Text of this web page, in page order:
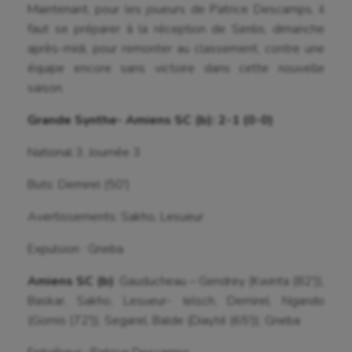
Fitness
Flag football
Hippisme
Jeux Olympiques et Paralympiques
Maintenant, pour les joueurs de Patrice Descamps, il
faut se préparer à la réception de Senlis, dimanche
après-midi, pour remonter au classement, contre une
équipe encore sans victoire dans cette nouvelle
saison.
Grande Synthe- Amiens SC (b): 2-1 (0-0)
National 3, Journée 3
Buts: Demirel (50′)
Avertissements: Sakho, Lesueur
Expulsion : Gneba
Amiens SC (b) : Gauducheau – Gendrey (Kwinta (82′)),
Baskar, Sakho, Lesueur- Ielsch, Demirel, Ngando
(Gomis (72′)), Segarel, Balde (Diayté (65′)), Gneba